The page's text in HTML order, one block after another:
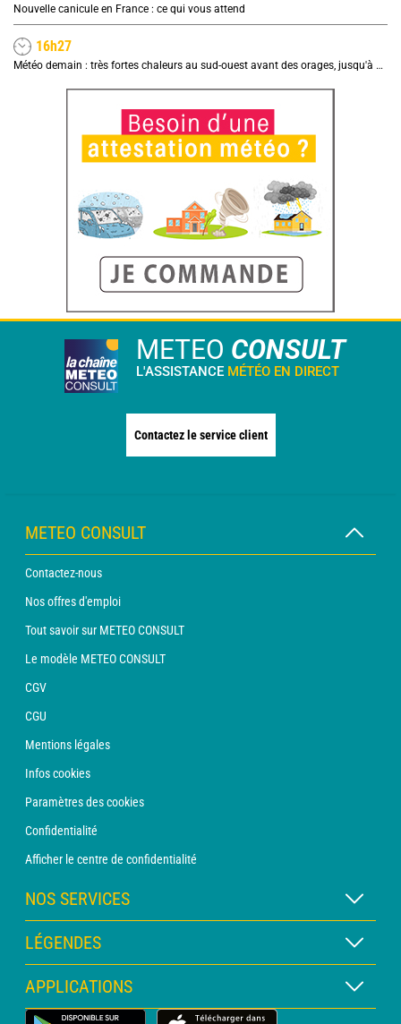
Nouvelle canicule en France : ce qui vous attend
16h27
Météo demain : très fortes chaleurs au sud-ouest avant des orages, jusqu'à 39°C
METEO CONSULT
L'ASSISTANCE MÉTÉO EN DIRECT
Contactez le service client
METEO CONSULT
Contactez-nous
Nos offres d'emploi
Tout savoir sur METEO CONSULT
Le modèle METEO CONSULT
CGV
CGU
Mentions légales
Infos cookies
Paramètres des cookies
Confidentialité
Afficher le centre de confidentialité
NOS SERVICES
Abonnement METEO Xpert
Abonnement METEO PRO
Consultation avec un prévisionniste
LÉGENDES
Légende des cartes
Légende des pictogrammes
APPLICATIONS